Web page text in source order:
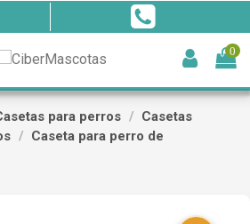
0
para perros
Casetas
Caseta para perro de